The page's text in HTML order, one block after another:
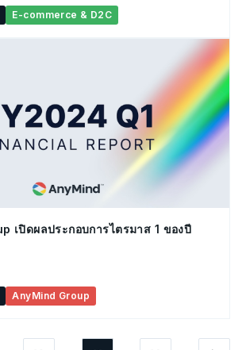
E-commerce & D2C
เปิดผลประกอบการไตรมาส 1 ของปี
AnyMind Group